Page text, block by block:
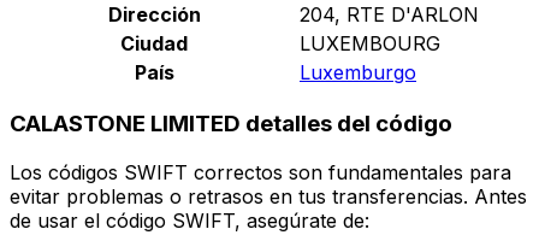
Dirección
204, RTE D'ARLON
Ciudad
LUXEMBOURG
País
Luxemburgo
CALASTONE LIMITED detalles del código
Los códigos SWIFT correctos son fundamentales para
evitar problemas o retrasos en tus transferencias. Antes
de usar el código SWIFT, asegúrate de: